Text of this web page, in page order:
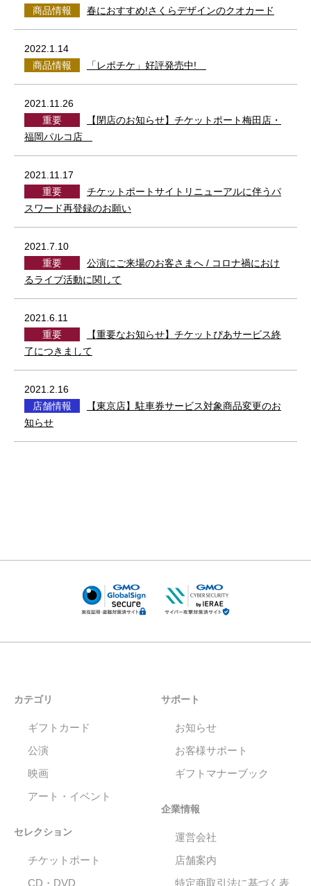
商品情報
春におすすめ!さくらデザインのクオカード
2022.1.14
商品情報
「レポチケ」好評発売中!
2021.11.26
重要
【閉店のお知らせ】チケットポート梅田店・
福岡パルコ店
2021.11.17
重要
チケットポートサイトリニューアルに伴うパ
スワード再登録のお願い
2021.7.10
重要
公演にご来場のお客さまへ / コロナ禍におけ
るライブ活動に関して
2021.6.11
重要
【重要なお知らせ】チケットぴあサービス終
了につきまして
2021.2.16
店舗情報
【東京店】駐車券サービス対象商品変更のお
知らせ
カテゴリ
ギフトカード
公演
映画
アート・イベント
セレクション
チケットポート
CD・DVD
サポート
お知らせ
お客様サポート
ギフトマナーブック
企業情報
運営会社
店舗案内
特定商取引法に基づく表